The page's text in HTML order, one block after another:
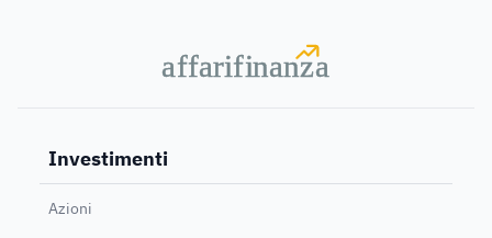
affarifinanza
affarifinanza
Investimenti
Azioni